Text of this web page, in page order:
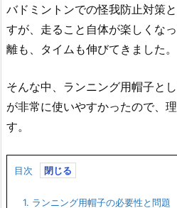
バドミントンでの怪我防止対策
すが、走ること自体が楽しくな
離も、タイムも伸びてきました。
そんな中、ランニング用帽子と
が非常に使いやすかったので、
す。
目次
1. ランニング用帽子の必要性と問題